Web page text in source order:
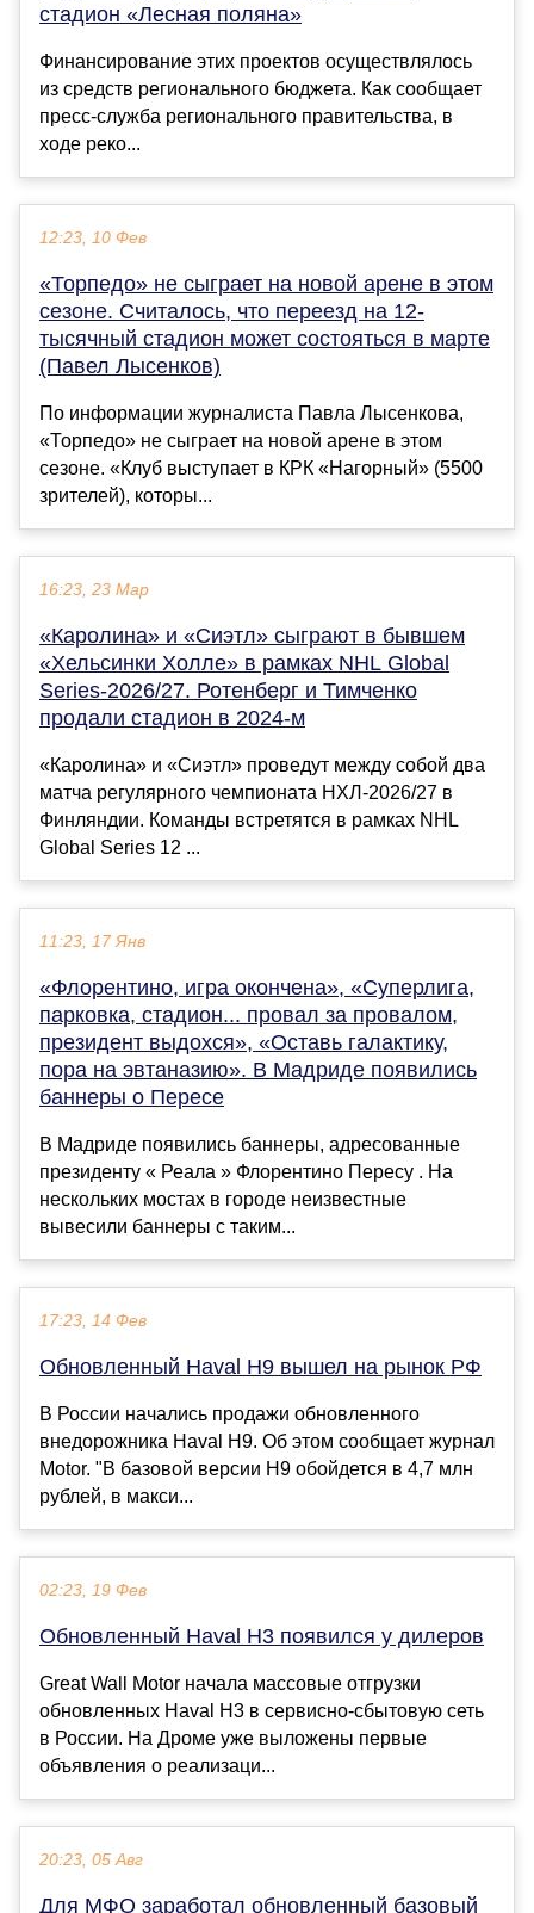
стадион «Лесная поляна»
Финансирование этих проектов осуществлялось
из средств регионального бюджета. Как сообщает
пресс-служба регионального правительства, в
ходе реко...
12:23, 10 Фев
«Торпедо» не сыграет на новой арене в этом
сезоне. Считалось, что переезд на 12-
тысячный стадион может состояться в марте
(Павел Лысенков)
По информации журналиста Павла Лысенкова,
«Торпедо» не сыграет на новой арене в этом
сезоне. «Клуб выступает в КРК «Нагорный» (5500
зрителей), которы...
16:23, 23 Мар
«Каролина» и «Сиэтл» сыграют в бывшем
«Хельсинки Холле» в рамках NHL Global
Series-2026/27. Ротенберг и Тимченко
продали стадион в 2024-м
«Каролина» и «Сиэтл» проведут между собой два
матча регулярного чемпионата НХЛ-2026/27 в
Финляндии. Команды встретятся в рамках NHL
Global Series 12 ...
11:23, 17 Янв
«Флорентино, игра окончена», «Суперлига,
парковка, стадион... провал за провалом,
президент выдохся», «Оставь галактику,
пора на эвтаназию». В Мадриде появились
баннеры о Пересе
В Мадриде появились баннеры, адресованные
президенту « Реала » Флорентино Пересу . На
нескольких мостах в городе неизвестные
вывесили баннеры с таким...
17:23, 14 Фев
Обновленный Haval H9 вышел на рынок РФ
В России начались продажи обновленного
внедорожника Haval H9. Об этом сообщает журнал
Motor. "В базовой версии H9 обойдется в 4,7 млн
рублей, в макси...
02:23, 19 Фев
Обновленный Haval H3 появился у дилеров
Great Wall Motor начала массовые отгрузки
обновленных Haval H3 в сервисно-сбытовую сеть
в России. На Дроме уже выложены первые
объявления о реализаци...
20:23, 05 Авг
Для МФО заработал обновленный базовый